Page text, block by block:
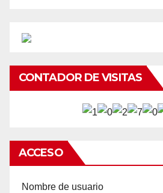
CONTADOR DE VISITAS
ACCESO
Nombre de usuario